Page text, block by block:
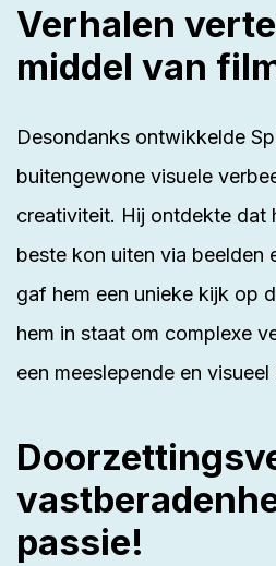
Verhalen
middel van
Desondanks ontwikkelde
buitengewone visuele
creativiteit. Hij ontdekte dat
beste kon uiten via beelden
gaf hem een unieke kijk op
hem in staat om complexe
een meeslepende en
passie!